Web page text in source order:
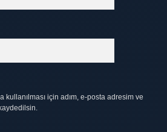
kullanılması için adım, e-posta adresim ve